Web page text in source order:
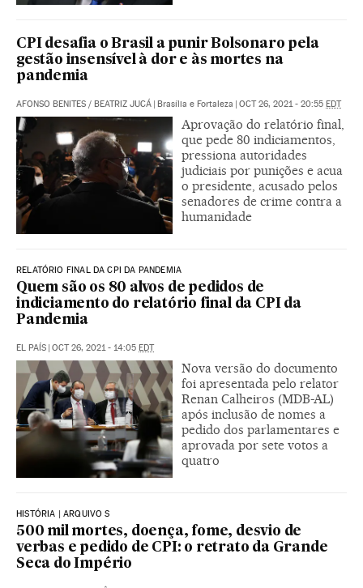
CPI desafia o Brasil a punir Bolsonaro pela
gestão insensível à dor e às mortes na
pandemia
AFONSO BENITES / BEATRIZ JUCÁ | Brasília e Fortaleza | OCT 26, 2021 - 20:55 EDT
Aprovação do relatório final,
que pede 80 indiciamentos,
pressiona autoridades
judiciais por punições e acua
o presidente, acusado pelos
senadores de crime contra a
humanidade
RELATÓRIO FINAL DA CPI DA PANDEMIA
Quem são os 80 alvos de pedidos de
indiciamento do relatório final da CPI da
Pandemia
EL PAÍS | OCT 26, 2021 - 14:05 EDT
Nova versão do documento
foi apresentada pelo relator
Renan Calheiros (MDB-AL)
após inclusão de nomes a
pedido dos parlamentares e
aprovada por sete votos a
quatro
HISTÓRIA | ARQUIVO S
500 mil mortes, doença, fome, desvio de
verbas e pedido de CPI: o retrato da Grande
Seca do Império